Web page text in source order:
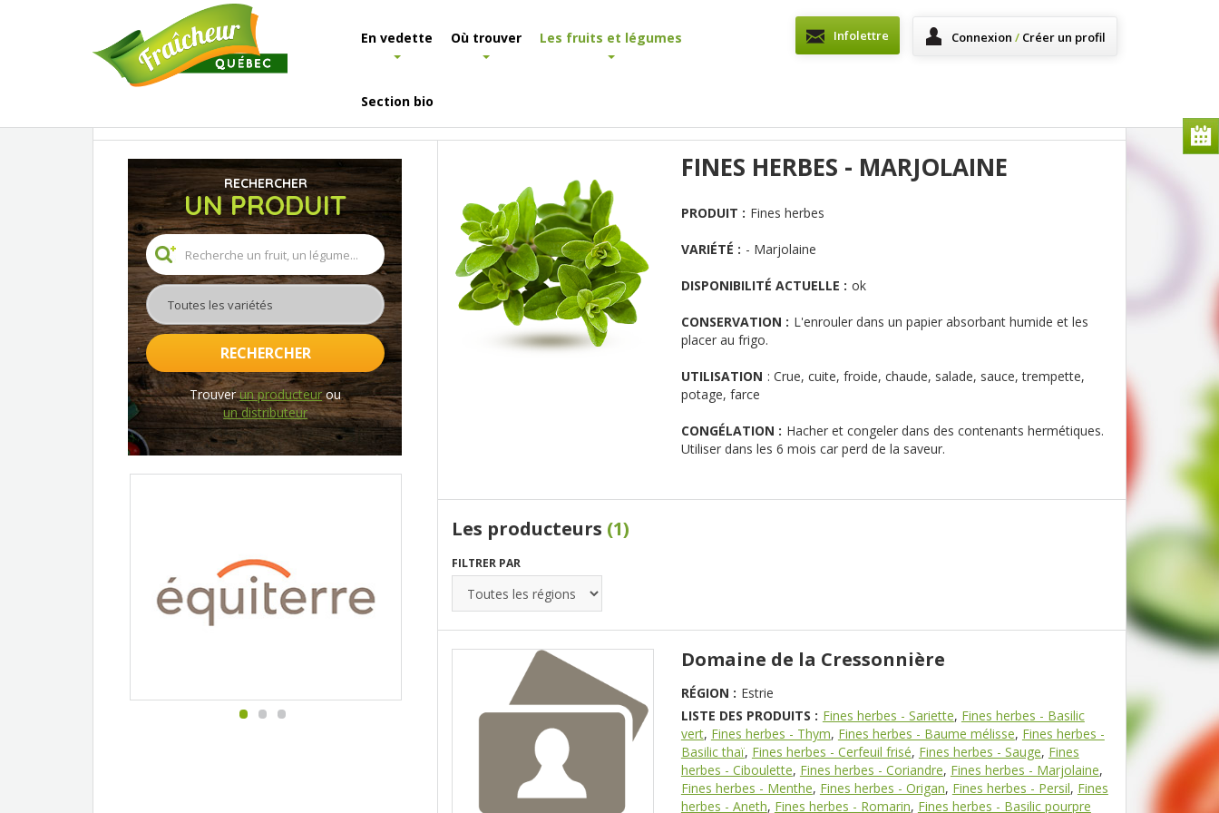
En vedette Où trouver Les fruits et légumes
Section bio
Infolettre Connexion / Créer un profil
RECHERCHER
UN PRODUIT
Toutes les variétés
RECHERCHER
Trouverun producteurou
un distributeur
FINES HERBES - MARJOLAINE
PRODUIT : Fines herbes
VARIÉTÉ : - Marjolaine
DISPONIBILITÉ ACTUELLE : ok
CONSERVATION : L'enrouler dans un papier absorbant humide et les
placer au frigo.
UTILISATION : Crue, cuite, froide, chaude, salade, sauce, trempette,
potage, farce
CONGÉLATION : Hacher et congeler dans des contenants hermétiques.
Utiliser dans les 6 mois car perd de la saveur.
Les producteurs (1)
FILTRER PAR
Domaine de la Cressonnière
RÉGION : Estrie
LISTE DES PRODUITS : Fines herbes - Sariette, Fines herbes - Basilic
vert, Fines herbes - Thym, Fines herbes - Baume mélisse, Fines herbes -
Basilic thaï, Fines herbes - Cerfeuil frisé, Fines herbes - Sauge, Fines
herbes - Ciboulette, Fines herbes - Coriandre, Fines herbes - Marjolaine,
Fines herbes - Menthe, Fines herbes - Origan, Fines herbes - Persil, Fines
herbes - Aneth, Fines herbes - Romarin, Fines herbes - Basilic pourpre